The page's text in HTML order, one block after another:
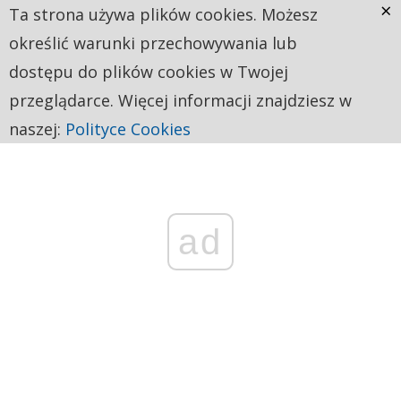
ad
Ta strona używa plików cookies. Możesz
określić warunki przechowywania lub
dostępu do plików cookies w Twojej
przeglądarce. Więcej informacji znajdziesz w
naszej: Polityce Cookies
×